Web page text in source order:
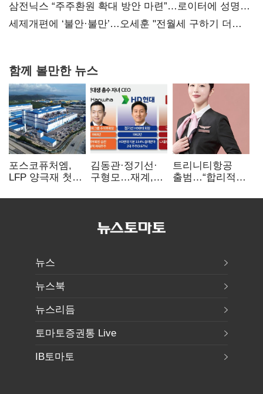
대전’
삼전닉스 “주주환원 확대 방안 마련”…로이터에 성명
보내
세제개편에 ‘불안·불만’…오세훈 "전월세 구하기 더
함께 볼만한 뉴스
포스코퓨처엠,
LFP 양극재 첫
ESS 시장 공략
김동관·정기선·
구형모…재계,
전성시대
트리니티항공
출범…“합리적
서비스로 승부”
뉴스
뉴스북
뉴스리듬
토마토증권통 Live
IB토마토